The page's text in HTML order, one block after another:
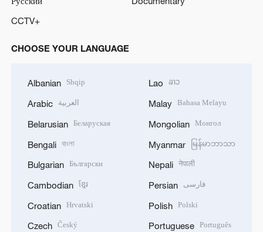
CCTV+
CHOOSE YOUR LANGUAGE
Albanian Shqip
Arabic العربية
Belarusian Беларуская
Bengali বাংলা
Bulgarian Български
Cambodian ខ្មែរ
Croatian Hrvatski
Czech Český
Lao ລາວ
Malay Bahasa Melayu
Mongolian Монгол
Myanmar မြန်မာဘာသာ
Nepali नेपाली
Persian فارسی
Polish Polski
Portuguese Português